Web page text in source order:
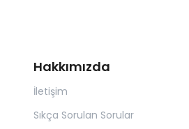
Hakkımızda
İletişim
Sıkça Sorulan Sorular